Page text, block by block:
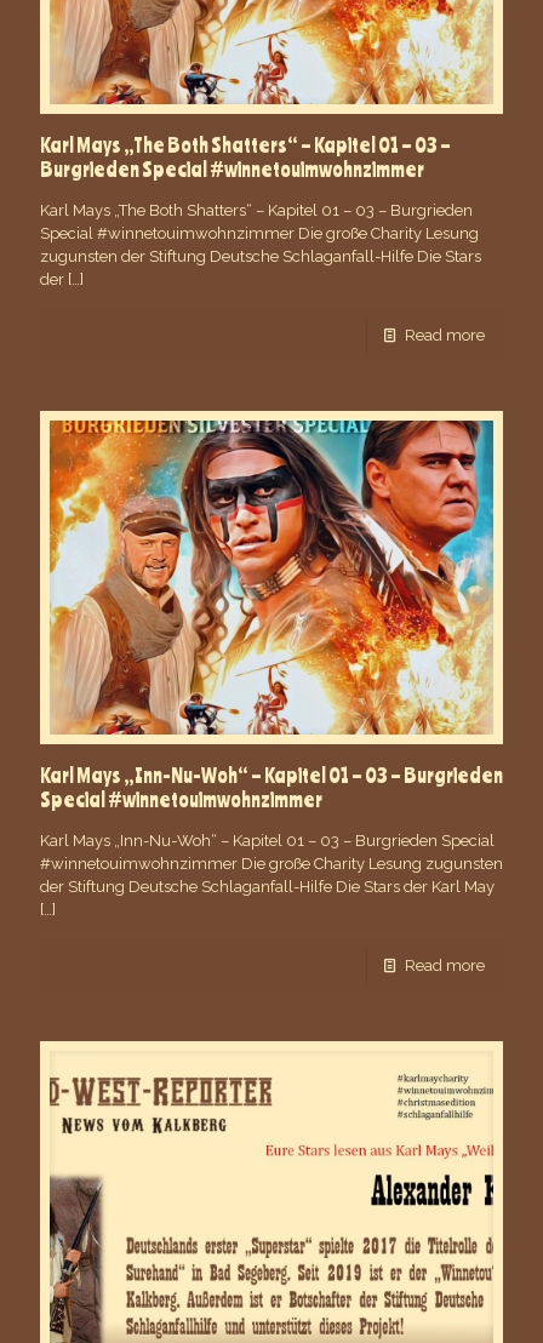
Karl Mays „The Both Shatters“ – Kapitel 01 – 03 –
Burgrieden Special #winnetouimwohnzimmer
Karl Mays „The Both Shatters“ – Kapitel 01 – 03 – Burgrieden
Special #winnetouimwohnzimmer Die große Charity Lesung
zugunsten der Stiftung Deutsche Schlaganfall-Hilfe Die Stars
der […]
Read more
Karl Mays „Inn-Nu-Woh“ – Kapitel 01 – 03 – Burgrieden
Special #winnetouimwohnzimmer
Karl Mays „Inn-Nu-Woh“ – Kapitel 01 – 03 – Burgrieden Special
#winnetouimwohnzimmer Die große Charity Lesung zugunsten
der Stiftung Deutsche Schlaganfall-Hilfe Die Stars der Karl May
[…]
Read more